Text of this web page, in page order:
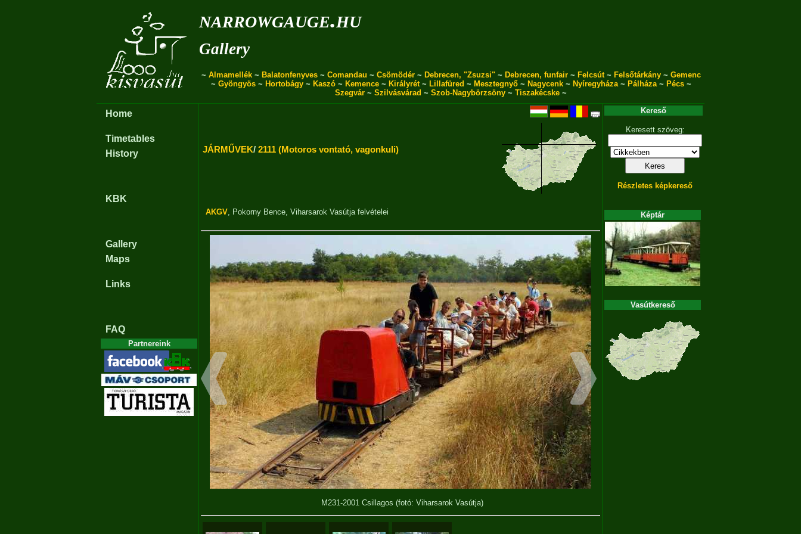
narrowgauge.hu
Gallery
~ Almamellék~ Balatonfenyves~ Comandau ~ Csömödér~ Debrecen, "Zsuzsi"~ Debrecen, funfair~ Felcsút~ Felsőtárkány~ Gemenc
~ Gyöngyös~ Hortobágy~ Kaszó~ Kemence~ Királyrét~ Lillafüred ~ Mesztegnyő~ Nagycenk~ Nyíregyháza~ Pálháza~ Pécs~
Szegvár ~ Szilvásvárad ~ Szob-Nagybörzsöny ~ Tiszakécske ~
Home
Timetables
History
KBK
Gallery
Maps
Links
FAQ
Partnereink
JÁRMŰVEK/ 2111 (Motoros vontató, vagonkuli)
AKGV, Pokorny Bence, Viharsarok Vasútjafelvételei
M231-2001 Csillagos (fotó: Viharsarok Vasútja)
Kereső
Keresett szöveg:
Részletes képkereső
Képtár
Vasútkereső